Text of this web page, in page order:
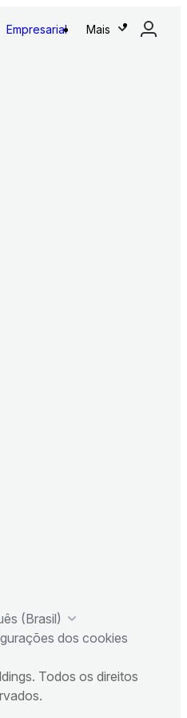
Empresarial Mais
(Brasil)
dos cookies
Todos os direitos